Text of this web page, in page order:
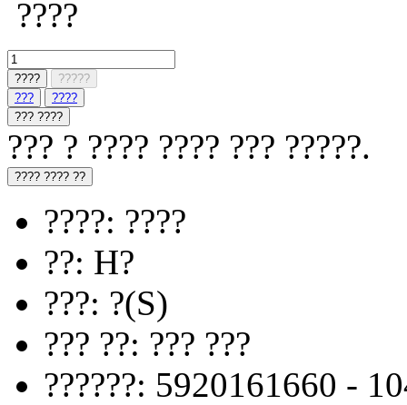
????
????
?????
???
????
??? ????
??? ? ???? ???? ??? ?????.
???? ???? ??
????: ????
??: H?
???: ?(S)
??? ??: ??? ???
??????: 5920161660 -